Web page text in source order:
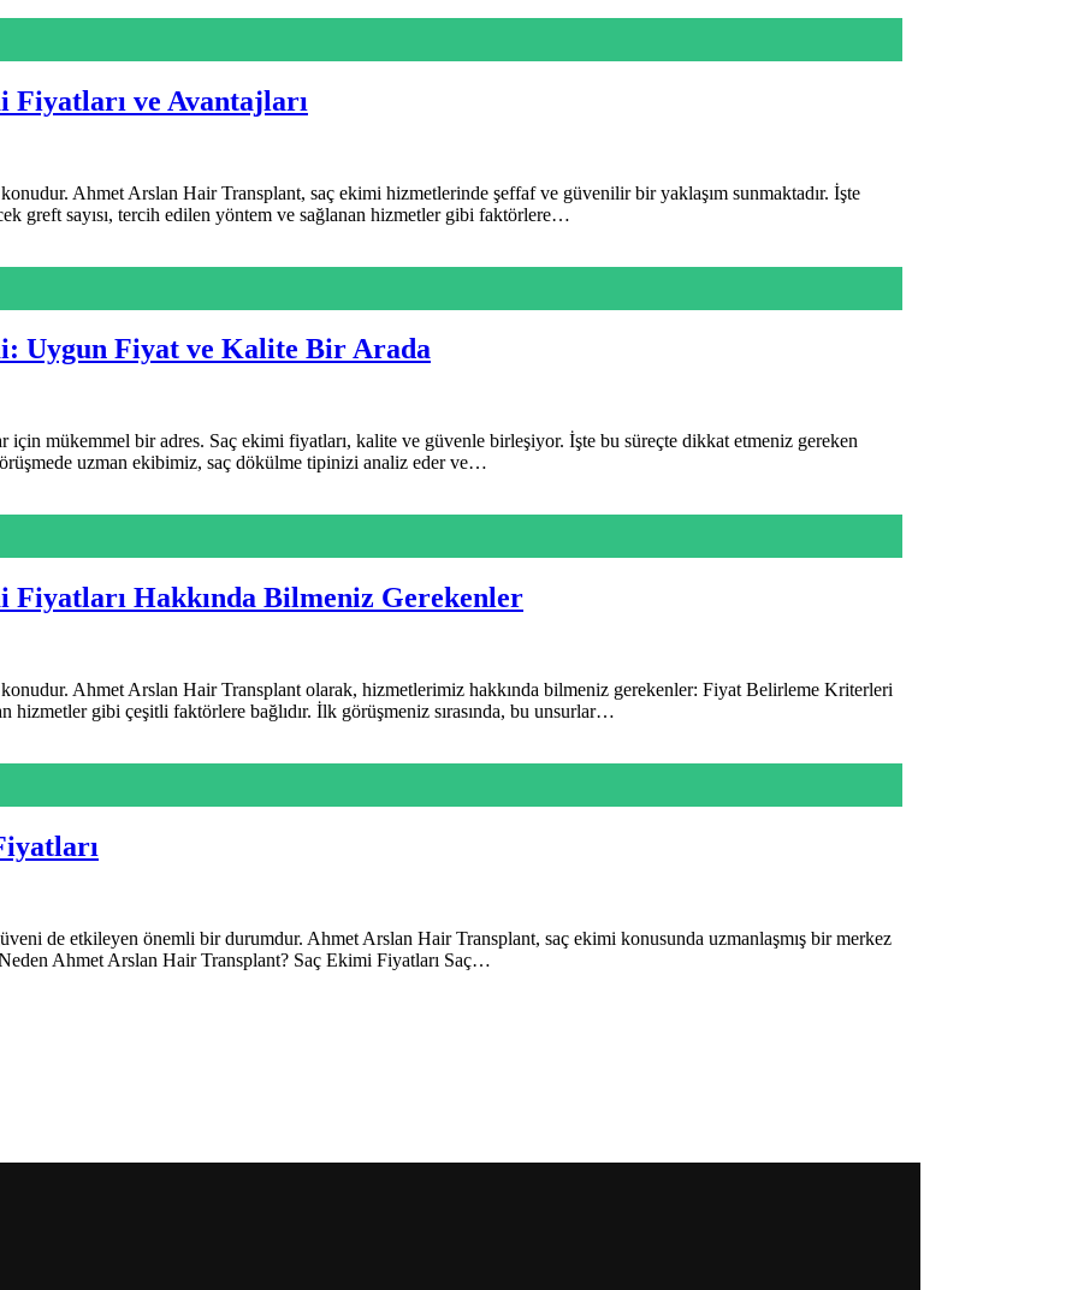
ve Avantajları
Ahmet Arslan Hair Transplant, saç ekimi hizmetlerinde şeffaf ve güvenilir bir yaklaşım sunmaktadır. İşte
greft sayısı, tercih edilen yöntem ve sağlanan hizmetler gibi faktörlere…
Uygun Fiyat ve Kalite Bir Arada
mükemmel bir adres. Saç ekimi fiyatları, kalite ve güvenle birleşiyor. İşte bu süreçte dikkat etmeniz gereken
uzman ekibimiz, saç dökülme tipinizi analiz eder ve…
Hakkında Bilmeniz Gerekenler
Ahmet Arslan Hair Transplant olarak, hizmetlerimiz hakkında bilmeniz gerekenler: Fiyat Belirleme Kriterleri
hizmetler gibi çeşitli faktörlere bağlıdır. İlk görüşmeniz sırasında, bu unsurlar…
de etkileyen önemli bir durumdur. Ahmet Arslan Hair Transplant, saç ekimi konusunda uzmanlaşmış bir merkez
Ahmet Arslan Hair Transplant? Saç Ekimi Fiyatları Saç…